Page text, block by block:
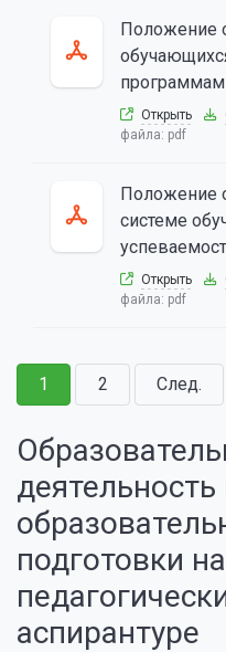
Положение
Открыть
файла: pdf
Положение
системе
Открыть
файла: pdf
1 2 След.
деятельность
подготовки
аспирантуре